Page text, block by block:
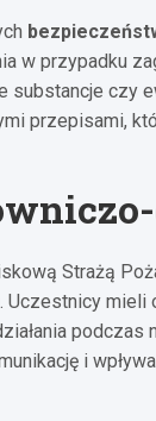
w przypadku
czy
przepisami,
Strażą
podczas
i